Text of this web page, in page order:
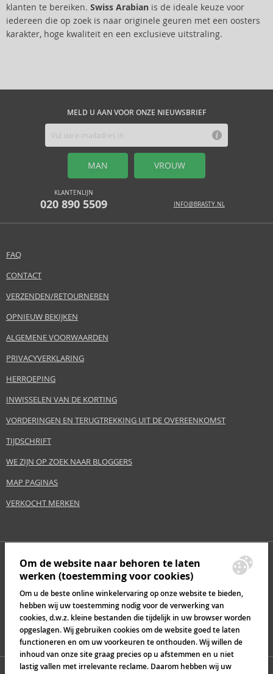
klanten te bereiken. Swiss Arabian is de ideale keuze voor
iedereen die op zoek is naar originele geuren met een oosters
karakter, hoge kwaliteit en een exclusieve uitstraling.
MELD U AAN VOOR ONZE NIEUWSBRIEF
MAN VROUW
KLANTENLIJN
020 890 5509 INFO@BRASTY.NL
FAQ
CONTACT
VERZENDEN/RETOURNEREN
OPNIEUW BEKIJKEN
ALGEMENE VOORWAARDEN
PRIVACYVERKLARING
HERROEPING
INWISSELEN VAN DE KORTING
VORDERINGEN EN TERUGTREKKING UIT DE OVEREENKOMST
TIJDSCHRIFT
WE ZIJN OP ZOEK NAAR BLOGGERS
MAP PAGINAS
VERKOCHT MERKEN
Om de website naar behoren te laten
werken (toestemming voor cookies)
Om u de beste online winkelervaring op onze website te bieden,
hebben wij uw toestemming nodig voor de verwerking van
cookies, d.w.z. kleine bestanden die tijdelijk in uw browser worden
opgeslagen. Wij gebruiken cookies om de website goed te laten
functioneren en om uw voorkeuren te onthouden. Wij willen de
inhoud van onze site graag precies op u afstemmen en u niet
lastig vallen met irrelevante reclame. Daarom hebben wij uw